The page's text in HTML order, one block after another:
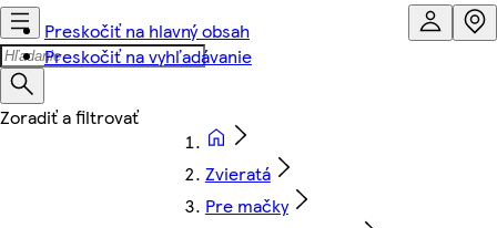
Preskočiť na hlavný obsah
Preskočiť na vyhľadávanie
Zvieratá
Pre mačky